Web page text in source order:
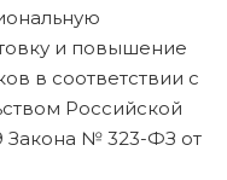
и повышение
в соответствии с
Российской
Закона № 323-ФЗ от